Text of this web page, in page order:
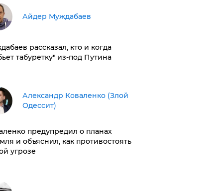
Айдер Муждабаев
рассказал, кто и когда
табуретку" из-под Путина
Александр Коваленко (Злой
Одессит)
предупредил о планах
и объяснил, как противостоять
угрозе